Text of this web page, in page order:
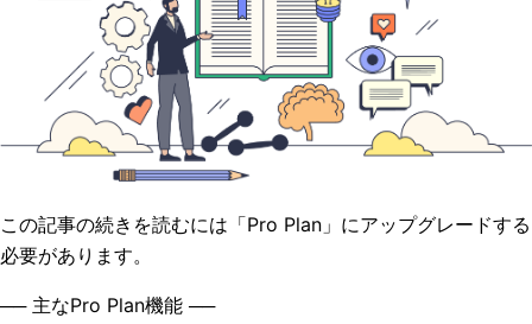
この記事の続きを読むには「Pro Plan」にアップグレードする
必要があります。
── 主なPro Plan機能 ──